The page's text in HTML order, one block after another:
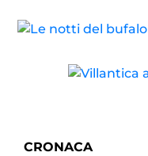
CRONACA